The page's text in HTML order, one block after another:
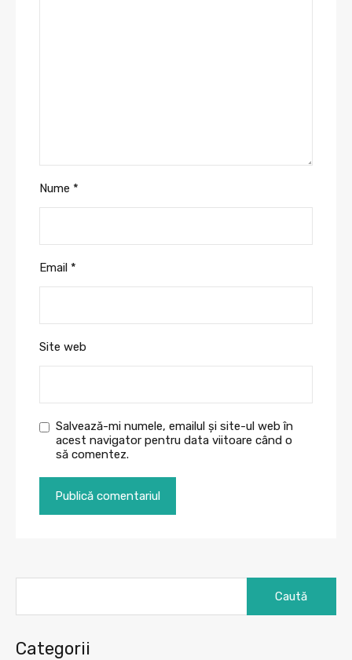
Nume *
Email *
Site web
Salvează-mi numele, emailul și site-ul web în
acest navigator pentru data viitoare când o
să comentez.
Categorii